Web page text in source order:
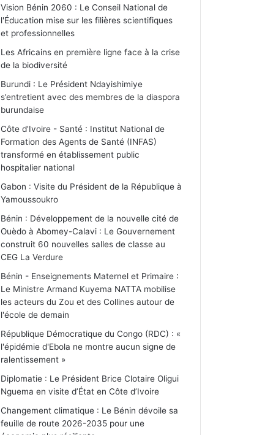
Vision Bénin 2060 : Le Conseil National de
l'Éducation mise sur les filières scientifiques
et professionnelles
Les Africains en première ligne face à la crise
de la biodiversité
Burundi : Le Président Ndayishimiye
s’entretient avec des membres de la diaspora
burundaise
Côte d'Ivoire - Santé : Institut National de
Formation des Agents de Santé (INFAS)
transformé en établissement public
hospitalier national
Gabon : Visite du Président de la République à
Yamoussoukro
Bénin : Développement de la nouvelle cité de
Ouèdo à Abomey-Calavi : Le Gouvernement
construit 60 nouvelles salles de classe au
CEG La Verdure
Bénin - Enseignements Maternel et Primaire :
Le Ministre Armand Kuyema NATTA mobilise
les acteurs du Zou et des Collines autour de
l'école de demain
République Démocratique du Congo (RDC) : «
l'épidémie d'Ebola ne montre aucun signe de
ralentissement »
Diplomatie : Le Président Brice Clotaire Oligui
Nguema en visite d’État en Côte d’Ivoire
Changement climatique : Le Bénin dévoile sa
feuille de route 2026-2035 pour une